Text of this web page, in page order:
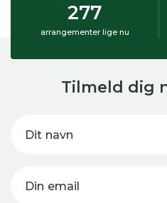
277
arrangementer lige nu
Tilmeld dig
Dit navn
Din email